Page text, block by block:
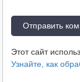
Этот сайт
Узнайте, как